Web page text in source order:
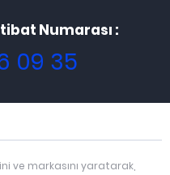
Numarası :
09 35
ve markasını yaratarak,